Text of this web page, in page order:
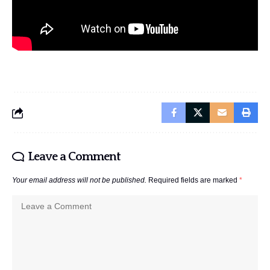
Leave a Comment
Your email address will not be published. Required fields are marked *